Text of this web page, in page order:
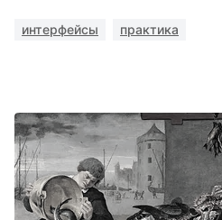
интерфейсы практика